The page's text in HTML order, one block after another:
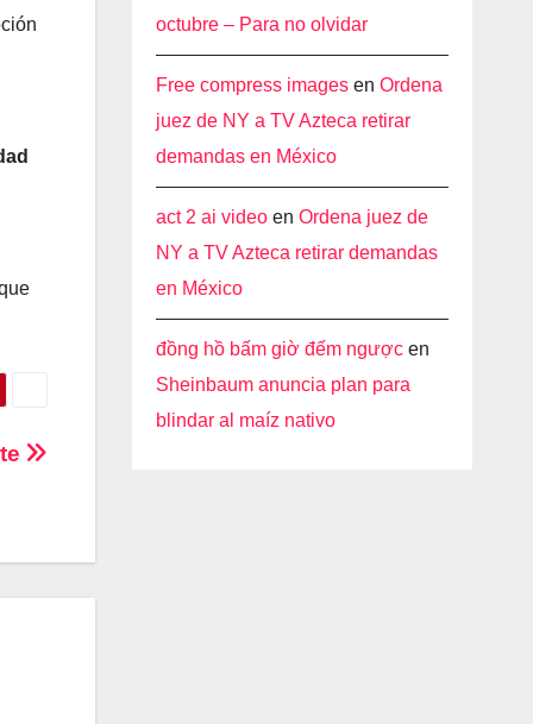
octubre – Para no olvidar
Free compress imagesen Ordena
juez de NY a TV Azteca retirar
demandas en México
act 2 ai videoen Ordena juez de
NY a TV Azteca retirar demandas
en México
đồng hồ bấm giờ đếm ngượcen
Sheinbaum anuncia plan para
blindar al maíz nativo